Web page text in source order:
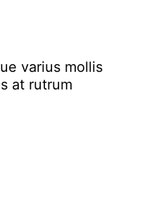
varius mollis
at rutrum